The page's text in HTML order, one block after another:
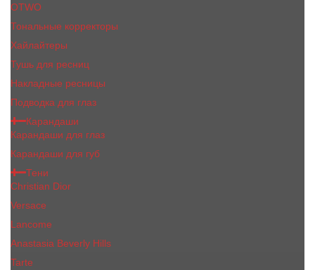
OTWO
Тональные корректоры
Хайлайтеры
Тушь для ресниц
Накладные ресницы
Подводка для глаз
Карандаши
Карандаши для глаз
Карандаши для губ
Тени
Christian Dior
Versace
Lancome
Anastasia Beverly Hills
Tarte